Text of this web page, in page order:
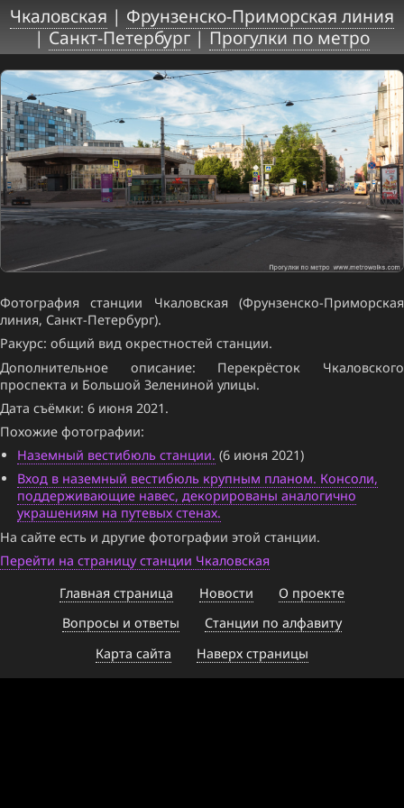
Чкаловская | Фрунзенско-Приморская линия
|Санкт-Петербург|Прогулки по метро
Фотография станции Чкаловская (Фрунзенско-Приморская
линия, Санкт-Петербург).
Ракурс: общий вид окрестностей станции.
Дополнительное описание: Перекрёсток Чкаловского
проспекта и Большой Зелениной улицы.
Дата съёмки: 6 июня 2021.
Похожие фотографии:
Наземный вестибюль станции. (6 июня 2021)
Вход в наземный вестибюль крупным планом. Консоли,
поддерживающие навес, декорированы аналогично
украшениям на путевых стенах.
На сайте есть и другие фотографии этой станции.
Перейти на страницу станции Чкаловская
Главная страница
Новости
О проекте
Вопросы и ответы
Станции по алфавиту
Карта сайта
Наверх страницы